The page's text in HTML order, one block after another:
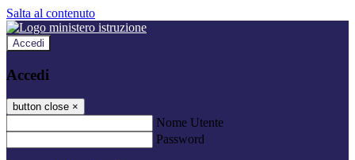
Salta al contenuto
Accedi
Accedi
button close ×
Nome Utente
Password